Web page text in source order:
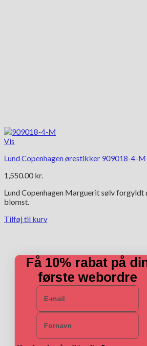
Vis
Lund Copenhagen ørestikker 909018-4-M
1,550.00 kr.
Lund Copenhagen Marguerit sølv forgyldt
blomst.
Tilføj til kurv
Få 10% rabat på
første webordre
E-mail
Navn